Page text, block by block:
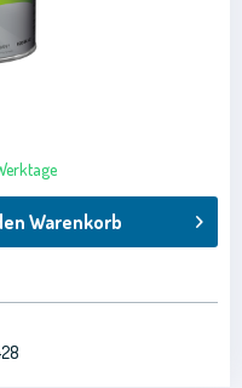
Warenkorb